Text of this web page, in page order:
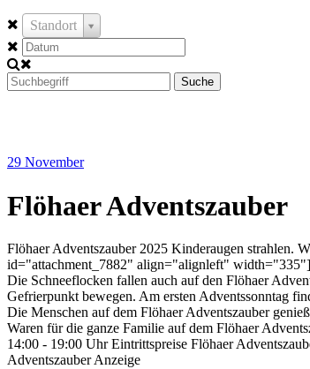
Standort
Suche
29 November
Flöhaer Adventszauber
Flöhaer Adventszauber 2025 Kinderaugen strahlen.
id="attachment_7882" align="alignleft" width="335"]
Die Schneeflocken fallen auch auf den Flöhaer
Gefrierpunkt bewegen. Am ersten Adventssonntag
Die Menschen auf dem Flöhaer Adventszauber
Waren für die ganze Familie auf dem Flöhaer
14:00 - 19:00 Uhr Eintrittspreise Flöhaer
Adventszauber Anzeige